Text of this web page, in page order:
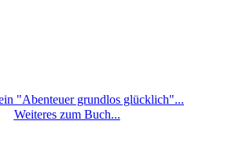
"Abenteuer grundlos glücklich"...
Weiteres zum Buch...